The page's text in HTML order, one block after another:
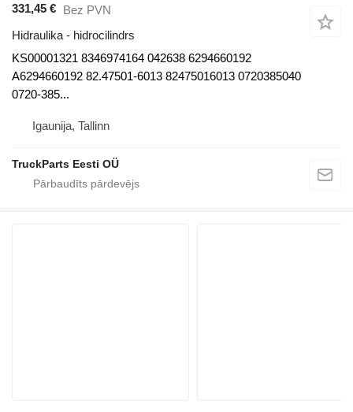
331,45 € Bez PVN
Hidraulika - hidrocilindrs
KS00001321 8346974164 042638 6294660192
A6294660192 82.47501-6013 82475016013 0720385040
0720-385...
Igaunija, Tallinn
TruckParts Eesti OÜ